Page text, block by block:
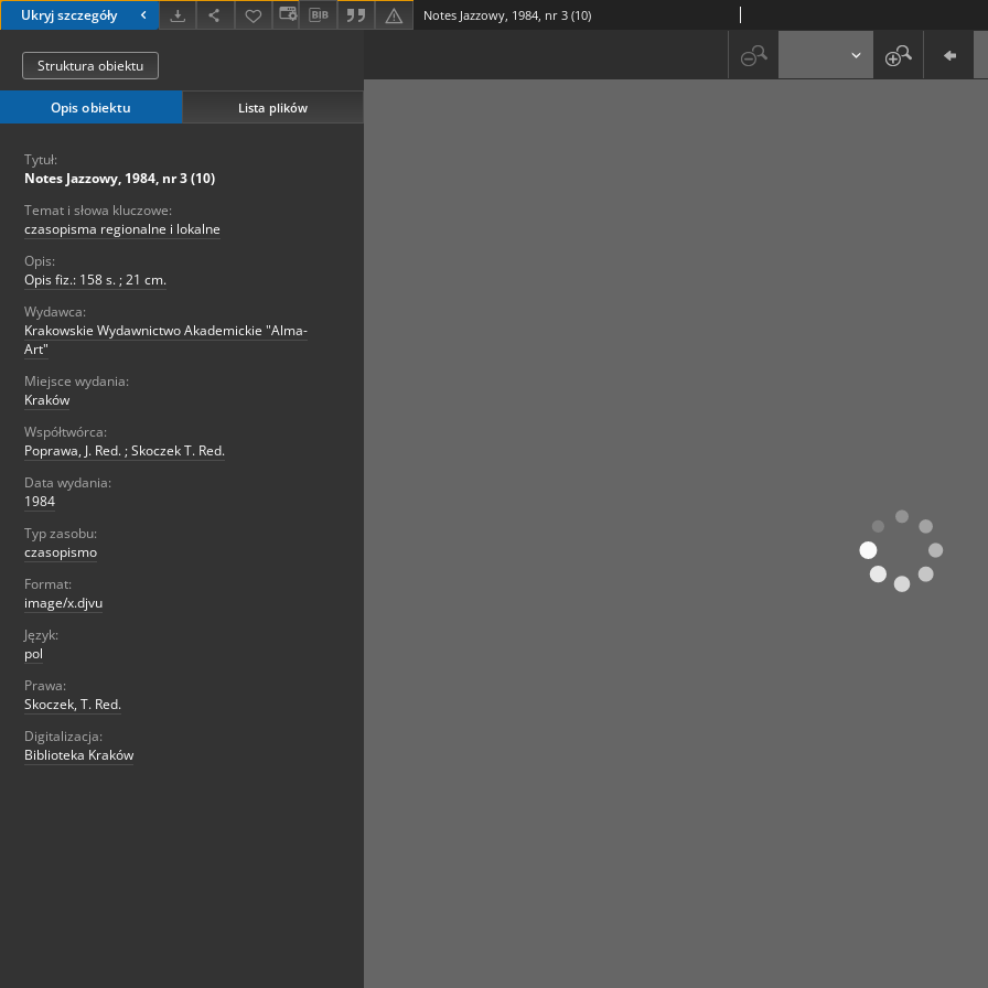
Ukryj szczegóły Notes Jazzowy, 1984, nr 3 (10)
Struktura obiektu
Opis obiektu Lista plików
Tytuł:
Notes Jazzowy, 1984, nr 3 (10)
Temat i słowa kluczowe:
czasopisma regionalne i lokalne
Opis:
Opis fiz.: 158 s. ; 21 cm.
Wydawca:
Krakowskie Wydawnictwo Akademickie "Alma-
Art"
Miejsce wydania:
Kraków
Współtwórca:
Poprawa, J. Red. ; Skoczek T. Red.
Data wydania:
1984
Typ zasobu:
czasopismo
Format:
image/x.djvu
Język:
pol
Prawa:
Skoczek, T. Red.
Digitalizacja:
Biblioteka Kraków